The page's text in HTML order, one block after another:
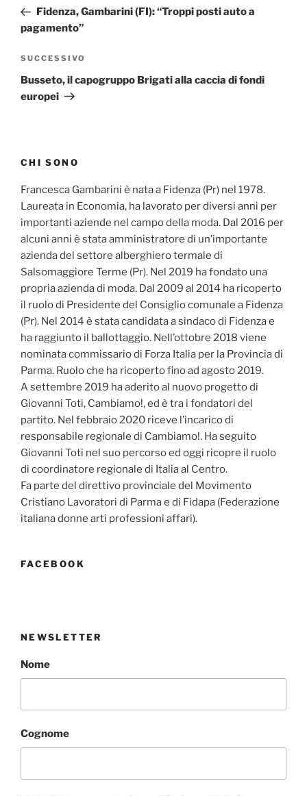
precedente:
Fidenza, Gambarini (FI): “Troppi posti auto a
pagamento”
Articolo
successivo
SUCCESSIVO
Busseto, il capogruppo Brigati alla caccia di fondi
europei
CHI SONO
Francesca Gambarini è nata a Fidenza (Pr) nel 1978.
Laureata in Economia, ha lavorato per diversi anni per
importanti aziende nel campo della moda. Dal 2016 per
alcuni anni è stata amministratore di un’importante
azienda del settore alberghiero termale di
Salsomaggiore Terme (Pr). Nel 2019 ha fondato una
propria azienda di moda. Dal 2009 al 2014 ha ricoperto
il ruolo di Presidente del Consiglio comunale a Fidenza
(Pr). Nel 2014 è stata candidata a sindaco di Fidenza e
ha raggiunto il ballottaggio. Nell’ottobre 2018 viene
nominata commissario di Forza Italia per la Provincia di
Parma. Ruolo che ha ricoperto fino ad agosto 2019.
A settembre 2019 ha aderito al nuovo progetto di
Giovanni Toti, Cambiamo!, ed è tra i fondatori del
partito. Nel febbraio 2020 riceve l’incarico di
responsabile regionale di Cambiamo!. Ha seguito
Giovanni Toti nel suo percorso ed oggi ricopre il ruolo
di coordinatore regionale di Italia al Centro.
Fa parte del direttivo provinciale del Movimento
Cristiano Lavoratori di Parma e di Fidapa (Federazione
italiana donne arti professioni affari).
FACEBOOK
NEWSLETTER
Nome
Cognome